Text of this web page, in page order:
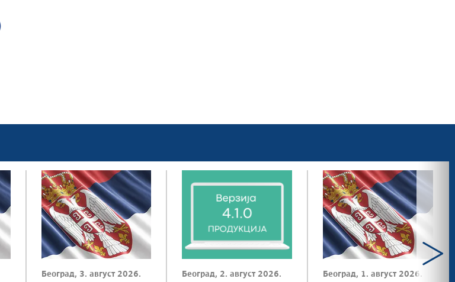
Београд, 3. август 2026. Београд, 2. август 2026. Београд, 1. август 2026.